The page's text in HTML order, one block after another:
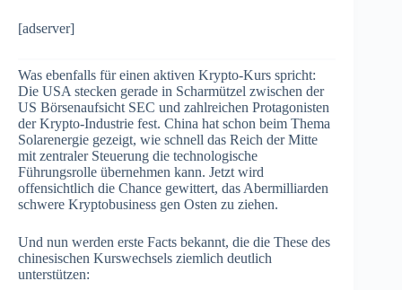
[adserver]
Was ebenfalls für einen aktiven Krypto-Kurs spricht:
Die USA stecken gerade in Scharmützel zwischen der
US Börsenaufsicht SEC und zahlreichen Protagonisten
der Krypto-Industrie fest. China hat schon beim Thema
Solarenergie gezeigt, wie schnell das Reich der Mitte
mit zentraler Steuerung die technologische
Führungsrolle übernehmen kann. Jetzt wird
offensichtlich die Chance gewittert, das Abermilliarden
schwere Kryptobusiness gen Osten zu ziehen.
Und nun werden erste Facts bekannt, die die These des
chinesischen Kurswechsels ziemlich deutlich
unterstützen: